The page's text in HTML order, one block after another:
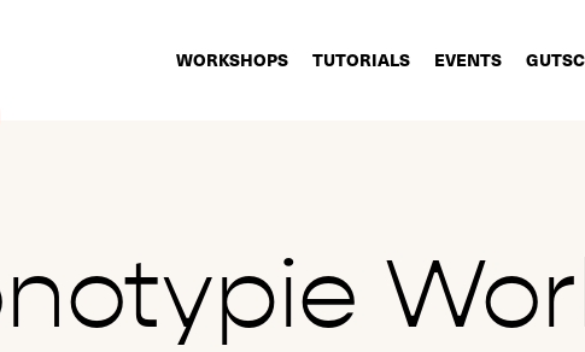
WORKSHOPS TUTORIALS EVENTS